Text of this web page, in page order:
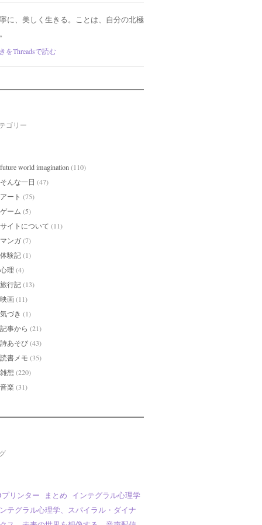
に、美しく生きる。ことは、自分の北極
をThreadsで読む
ゴリー
future world imagination(110)
そんな一日 (47)
アート (75)
ゲーム (5)
サイトについて (11)
マンガ(7)
体験記(1)
心理 (4)
旅行記(13)
映画(11)
気づき (1)
記事から (21)
詩あそび(43)
読書メモ (35)
雑想 (220)
音楽 (31)
プリンター まとめ インテグラル心理学
テグラル心理学、スパイラル・ダイナ